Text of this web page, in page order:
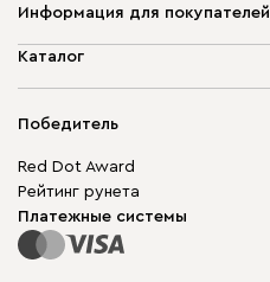
Информация для покупателей
О компании
Гарантия
Карта сайта
Каталог
Корпусная мебель
Модульная мебель
Столы и стулья
Победитель
Red Dot Award
Рейтинг рунета
Платежные системы